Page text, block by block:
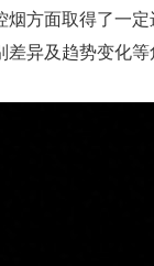
烟方面取得了一
异及趋势变化等